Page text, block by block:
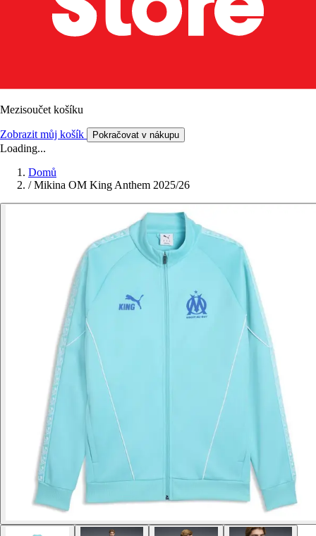
Mezisoučet košíku
Zobrazit můj košík Pokračovat v nákupu
Loading...
Domů
/ Mikina OM King Anthem 2025/26